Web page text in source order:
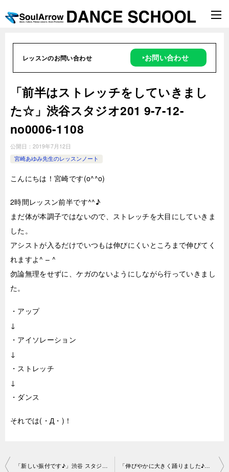
レッスンのお問い合わせ ‣お問い合わせ
「前半はストレッチをしていきまし
た☆」渋谷スタジオ201 9-7-12-
no0006-1108
公開日： 2019年7月12日
宮崎あゆみ先生のレッスンノート
こんにちは！宮崎です(o^^o)
2時間レッスン前半です^^♪
まだ体が本調子ではないので、ストレッチを大目にしていきま
した。
アシストが入るだけでいつもは伸びにくいところまで伸びてく
れますよ^ – ^
勿論無理をせずに、ケガのないようにしながら行っていきまし
た。
・アップ
↓
・アイソレーション
↓
・ストレッチ
↓
・ダンス
それでは(・Д・)！
投
「新しい振付です♪」渋谷 スタジオ2019-7-12-no0006-1052 「伸びやかに大きく踊りました♪」渋谷スタジオ2019-7-12-no 0006-1108